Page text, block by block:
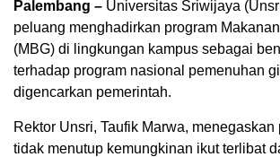
Palembang – Universitas Sriwijaya
peluang menghadirkan program
(MBG) di lingkungan kampus sebagai
terhadap program nasional pemenuhan
digencarkan pemerintah.
Rektor Unsri, Taufik Marwa,
tidak menutup kemungkinan ikut terlibat